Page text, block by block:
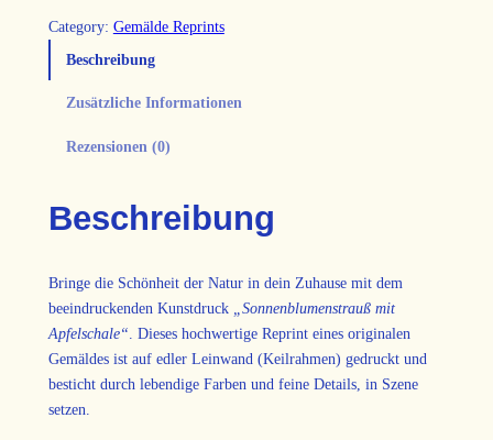
e
2
0
0
n
e
m
e
s
t
r
a
u
ß
Category: Gemälde Reprints
Beschreibung
Zusätzliche Informationen
Rezensionen (0)
Beschreibung
Bringe die Schönheit der Natur in dein Zuhause mit dem
beeindruckenden Kunstdruck
„Sonnenblumenstrauß mit
Apfelschale“ . Dieses hochwertige Reprint eines originalen
Gemäldes ist auf edler Leinwand (Keilrahmen) gedruckt und
besticht durch lebendige Farben und feine Details, in Szene
setzen.